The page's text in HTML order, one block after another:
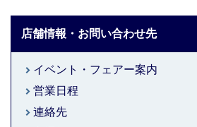
2026年02月20日(金)｜お知らせ｜新入
槻キャンパス
4年間の学びを応援します！
ート（ご購入者様向け）
2025年04月01日(火)｜お知らせ｜千里山
店舗情報・お問い合わせ先
keyboard_arrow_right イベント・フェアー案内
keyboard_arrow_right 営業日程
keyboard_arrow_right 連絡先